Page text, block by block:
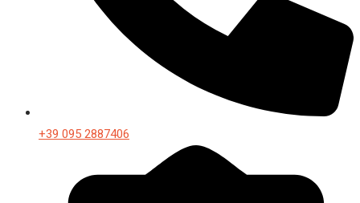
+39 095 2887406